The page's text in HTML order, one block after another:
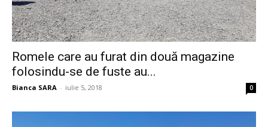
Romele care au furat din două magazine
folosindu-se de fuste au...
Bianca SARA - iulie 5, 2018 0